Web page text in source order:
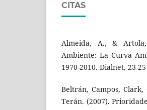
CITAS
Almeida, A., &
Ambiente: La Curva
1970-2010. Dialnet, 23-25
Beltrán, Campos, Clark,
Terán. (2007).